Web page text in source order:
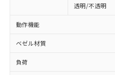
透明/不透明
動作機能
ベゼル材質
負荷